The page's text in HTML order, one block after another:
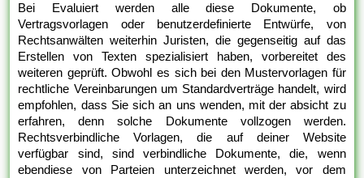
Bei Evaluiert werden alle diese Dokumente, ob
Vertragsvorlagen oder benutzerdefinierte Entwürfe, von
Rechtsanwälten weiterhin Juristen, die gegenseitig auf das
Erstellen von Texten spezialisiert haben, vorbereitet des
weiteren geprüft. Obwohl es sich bei den Mustervorlagen für
rechtliche Vereinbarungen um Standardverträge handelt, wird
empfohlen, dass Sie sich an uns wenden, mit der absicht zu
erfahren, denn solche Dokumente vollzogen werden.
Rechtsverbindliche Vorlagen, die auf deiner Website
verfügbar sind, sind verbindliche Dokumente, die, wenn
ebendiese von Parteien unterzeichnet werden, vor dem